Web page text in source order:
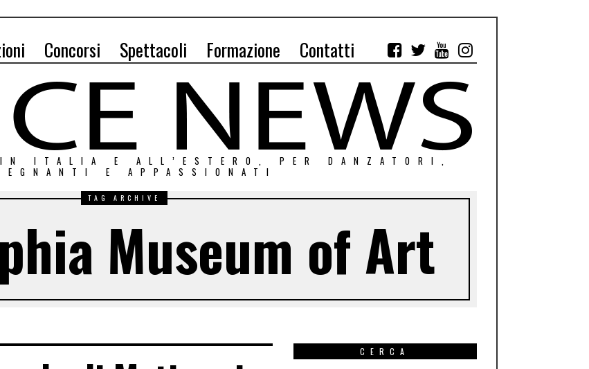
Concorsi Spettacoli Formazione Contatti
ITALIA E ALL’ESTERO, PER DANZATORI,
E APPASSIONATI
TAG ARCHIVE
Museum of Art
CERCA